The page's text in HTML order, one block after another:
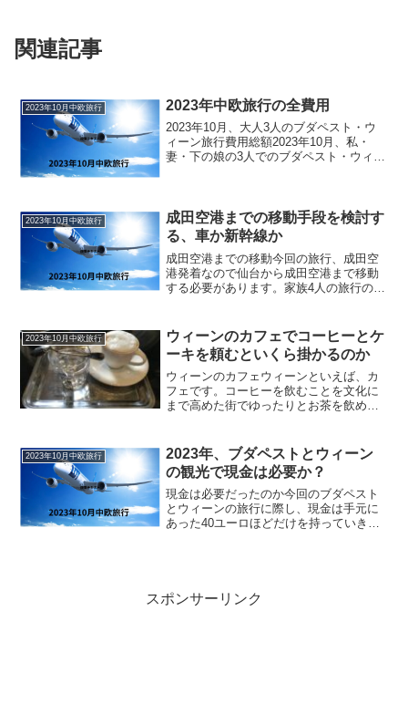
関連記事
2023年10月中欧旅行 2023年中欧旅行の全費用
2023年10月、大人3人のブダペスト・ウ
ィーン旅行費用総額2023年10月、私・
妻・下の娘の3人でのブダペスト・ウィー
空会社の場...
2023年10月中欧旅行
成田空港までの移動手段を検討す
る、車か新幹線か
成田空港までの移動今回の旅行、成田空
港発着なので仙台から成田空港まで移動
する必要があります。家族4人の旅行の場
合、車で仙台を深夜に出発するのが一番
効率が良かったからです。...
2023年10月中欧旅行
ウィーンのカフェでコーヒーとケ
ーキを頼むといくら掛かるのか
ウィーンのカフェウィーンといえば、カ
フェです。コーヒーを飲むことを文化に
まで高めた街でゆったりとお茶を飲め
ます。高級店から庶民的な店まで。意外
なことに、スターバックスも...
2023年10月中欧旅行
2023年、ブダペストとウィーン
の観光で現金は必要か？
現金は必要だったのか今回のブダペスト
とウィーンの旅行に際し、現金は手元に
あった40ユーロほどだけを持っていきま
スポンサーリンク